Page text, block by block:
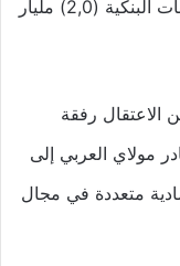
بقيمة (1,5) مليار أوقية. وودائع في الحسابات البنكية (2,0) مليار
الاعتقال رفقة
مولاي العربي إلى
متعددة في مجال